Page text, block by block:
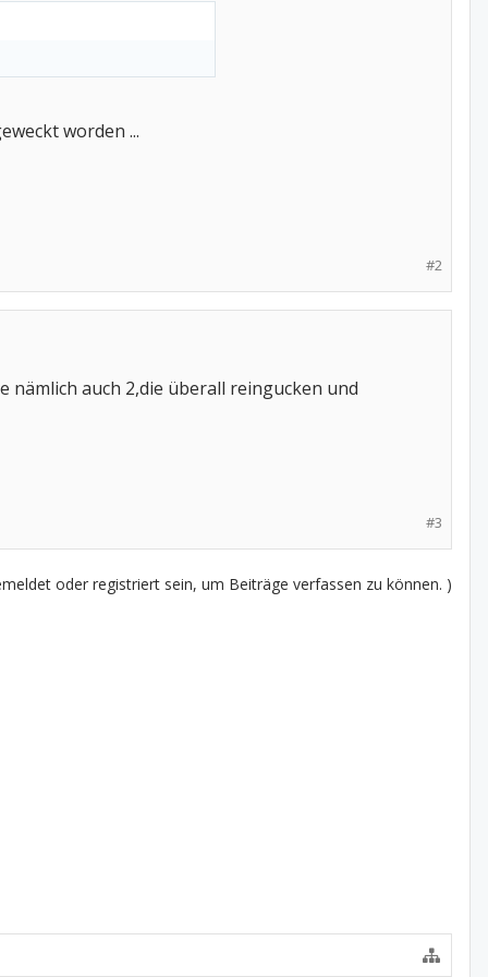
worden ...
#2
nämlich auch 2,die überall reingucken und
#3
oder registriert sein, um Beiträge verfassen zu können. )